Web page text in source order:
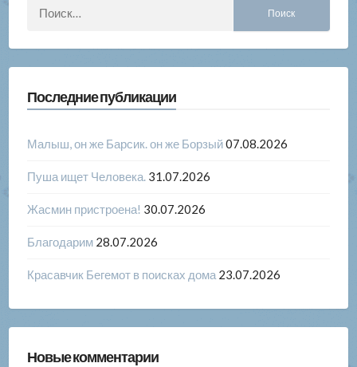
Последние публикации
Малыш, он же Барсик. он же Борзый07.08.2026
Пуша ищет Человека. 31.07.2026
Жасмин пристроена! 30.07.2026
Благодарим 28.07.2026
Красавчик Бегемот в поисках дома 23.07.2026
Новые комментарии